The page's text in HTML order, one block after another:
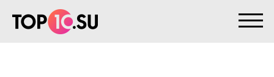
На главную
ЗЕЛЕНЫЙ КВАРТАЛ